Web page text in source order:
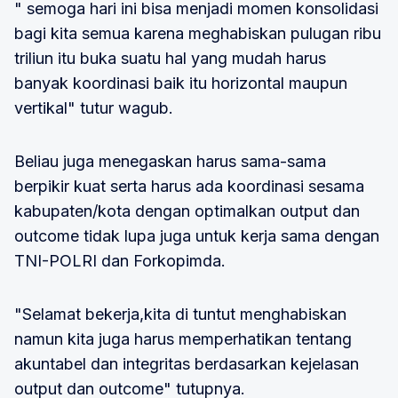
" semoga hari ini bisa menjadi momen konsolidasi
bagi kita semua karena meghabiskan pulugan ribu
triliun itu buka suatu hal yang mudah harus
banyak koordinasi baik itu horizontal maupun
vertikal" tutur wagub.
Beliau juga menegaskan harus sama-sama
berpikir kuat serta harus ada koordinasi sesama
kabupaten/kota dengan optimalkan output dan
outcome tidak lupa juga untuk kerja sama dengan
TNI-POLRI dan Forkopimda.
"Selamat bekerja,kita di tuntut menghabiskan
namun kita juga harus memperhatikan tentang
akuntabel dan integritas berdasarkan kejelasan
output dan outcome" tutupnya.